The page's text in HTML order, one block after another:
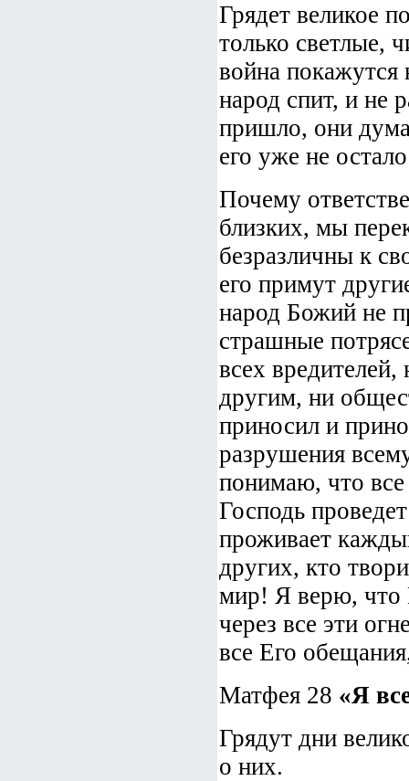
Грядет великое
только светлые,
война
народ спит, и не
пришло, они
его уже не
Почему
близких, мы
безразличны к
его примут
народ Божий не
страшные
всех
другим, ни
приносил и
разрушения
понимаю, что
Господь
проживает
других, кто
мир! Я верю, что
через все эти
все Его
Матфея 28 «Я
Грядут дни
о них.